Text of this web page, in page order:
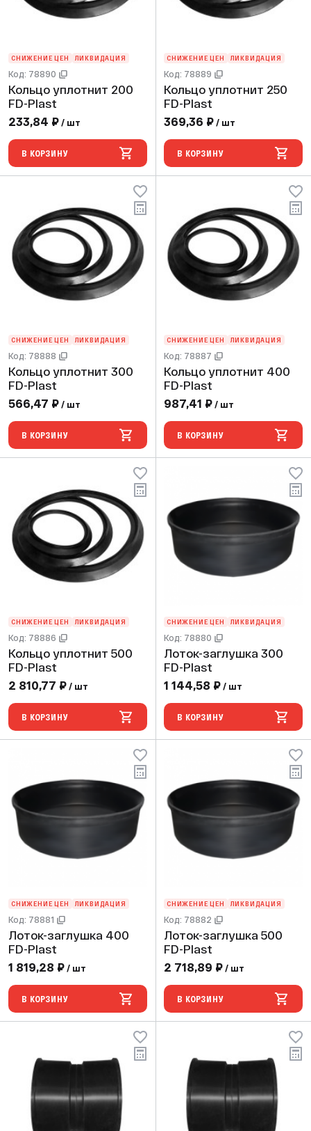
СНИЖЕНИЕ ЦЕН ЛИКВИДАЦИЯ
Код: 78890
Кольцо уплотнит 200
FD-Plast
233,84 ₽ / шт
В КОРЗИНУ
СНИЖЕНИЕ ЦЕН ЛИКВИДАЦИЯ
Код: 78889
Кольцо уплотнит 250
FD-Plast
369,36 ₽ / шт
В КОРЗИНУ
СНИЖЕНИЕ ЦЕН ЛИКВИДАЦИЯ
Код: 78888
Кольцо уплотнит 300
FD-Plast
566,47 ₽ / шт
В КОРЗИНУ
СНИЖЕНИЕ ЦЕН ЛИКВИДАЦИЯ
Код: 78887
Кольцо уплотнит 400
FD-Plast
987,41 ₽ / шт
В КОРЗИНУ
СНИЖЕНИЕ ЦЕН ЛИКВИДАЦИЯ
Код: 78886
Кольцо уплотнит 500
FD-Plast
2 810,77 ₽ / шт
В КОРЗИНУ
СНИЖЕНИЕ ЦЕН ЛИКВИДАЦИЯ
Код: 78880
Лоток-заглушка 300
FD-Plast
1 144,58 ₽ / шт
В КОРЗИНУ
СНИЖЕНИЕ ЦЕН ЛИКВИДАЦИЯ
Код: 78881
Лоток-заглушка 400
FD-Plast
1 819,28 ₽ / шт
В КОРЗИНУ
СНИЖЕНИЕ ЦЕН ЛИКВИДАЦИЯ
Код: 78882
Лоток-заглушка 500
FD-Plast
2 718,89 ₽ / шт
В КОРЗИНУ